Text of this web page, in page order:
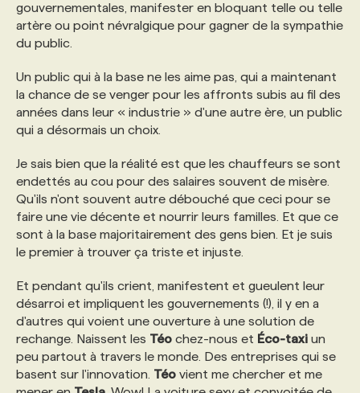
gouvernementales, manifester en bloquant telle ou telle
artère ou point névralgique pour gagner de la sympathie
du public.
Un public qui à la base ne les aime pas, qui a maintenant
la chance de se venger pour les affronts subis au fil des
années dans leur « industrie » d'une autre ère, un public
qui a désormais un choix.
Je sais bien que la réalité est que les chauffeurs se sont
endettés au cou pour des salaires souvent de misère.
Qu'ils n'ont souvent autre débouché que ceci pour se
faire une vie décente et nourrir leurs familles. Et que ce
sont à la base majoritairement des gens bien. Et je suis
le premier à trouver ça triste et injuste.
Et pendant qu'ils crient, manifestent et gueulent leur
désarroi et impliquent les gouvernements (!), il y en a
d'autres qui voient une ouverture à une solution de
rechange. Naissent les Téo chez-nous et Éco-taxi un
peu partout à travers le monde. Des entreprises qui se
basent sur l'innovation. Téo vient me chercher et me